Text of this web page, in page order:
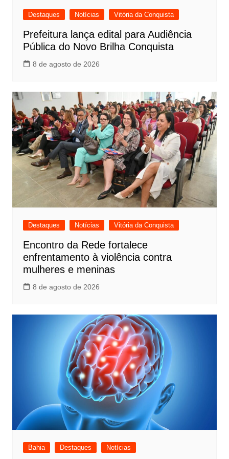
Destaques Notícias Vitória da Conquista
Prefeitura lança edital para Audiência
Pública do Novo Brilha Conquista
8 de agosto de 2026
Destaques Notícias Vitória da Conquista
Encontro da Rede fortalece
enfrentamento à violência contra
mulheres e meninas
8 de agosto de 2026
Bahia Destaques Notícias